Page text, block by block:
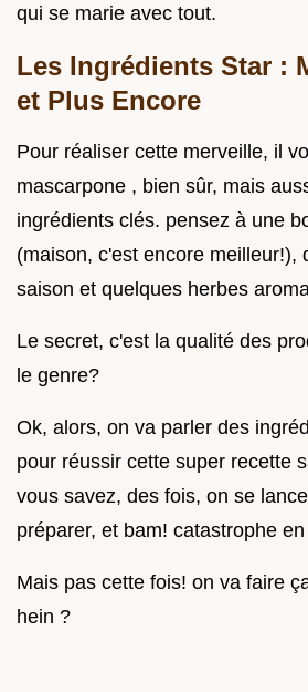
qui se marie avec tout.
Les Ingrédients Star :
et Plus Encore
Pour réaliser cette merveille, il
mascarpone , bien sûr, mais
ingrédients clés. pensez à une
(maison, c'est encore meilleur!),
saison et quelques herbes
Le secret, c'est la qualité des
le genre?
Ok, alors, on va parler des
pour réussir cette super recette
vous savez, des fois, on se
préparer, et bam! catastrophe
Mais pas cette fois! on va faire
hein ?